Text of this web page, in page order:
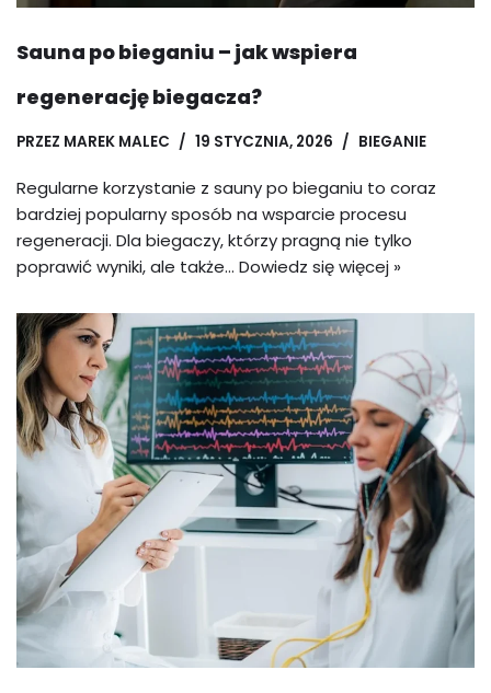
Sauna po bieganiu – jak wspiera
regenerację biegacza?
PRZEZ MAREK MALEC 19 STYCZNIA, 2026 BIEGANIE
Regularne korzystanie z sauny po bieganiu to coraz
bardziej popularny sposób na wsparcie procesu
regeneracji. Dla biegaczy, którzy pragną nie tylko
poprawić wyniki, ale także… Dowiedz się więcej »